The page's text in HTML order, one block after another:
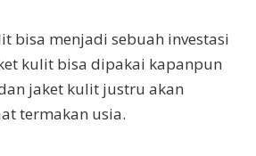
bisa menjadi sebuah investasi
kulit bisa dipakai kapanpun
jaket kulit justru akan
termakan usia.